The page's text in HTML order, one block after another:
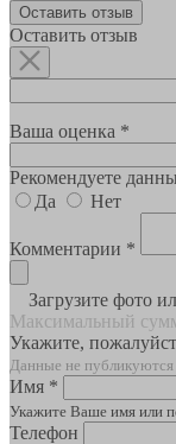
Оставить отзыв
Оставить отзыв
Ваша оценка *
Рекомендуете
Да
Нет
Комментарии *
Загрузите фото
Максимальный
Укажите,
Данные не
Имя *
Укажите Ваше имя или
Телефон